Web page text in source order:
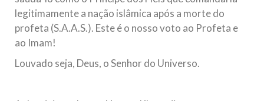
legitimamente a nação islâmica após a morte do
profeta (S.A.A.S.). Este é o nosso voto ao Profeta e
ao Imam!
Louvado seja, Deus, o Senhor do Universo.